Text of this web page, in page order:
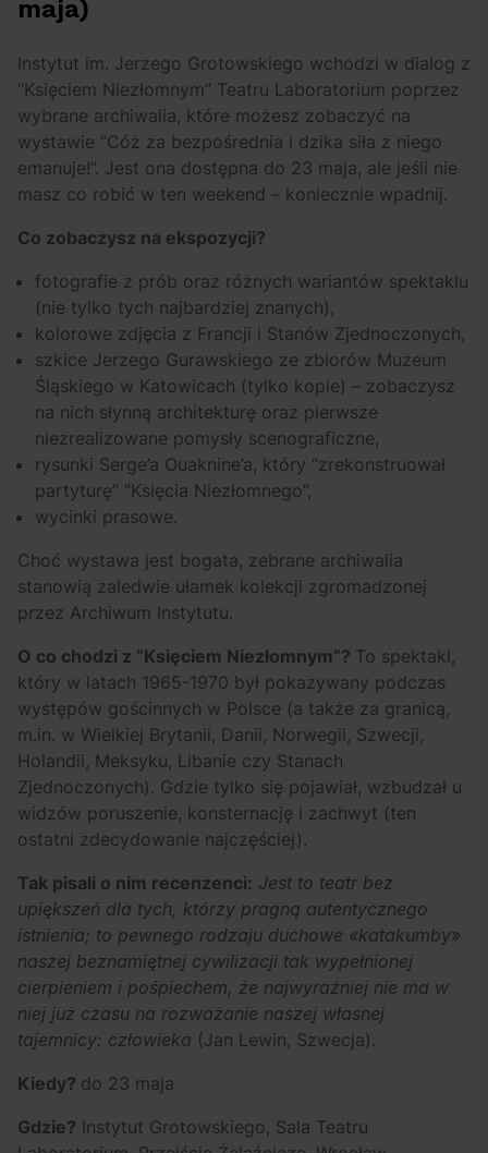
maja)
Instytut im. Jerzego Grotowskiego wchodzi w dialog z
“Księciem Niezłomnym” Teatru Laboratorium poprzez
wybrane archiwalia, które możesz zobaczyć na
wystawie “Cóż za bezpośrednia i dzika siła z niego
emanuje!”. Jest ona dostępna do 23 maja, ale jeśli nie
masz co robić w ten weekend – koniecznie wpadnij.
Co zobaczysz na ekspozycji?
fotografie z prób oraz różnych wariantów spektaklu
(nie tylko tych najbardziej znanych),
kolorowe zdjęcia z Francji i Stanów Zjednoczonych,
szkice Jerzego Gurawskiego ze zbiorów Muzeum
Śląskiego w Katowicach (tylko kopie) – zobaczysz
na nich słynną architekturę oraz pierwsze
niezrealizowane pomysły scenograficzne,
rysunki Serge’a Ouaknine’a, który “zrekonstruował
partyturę” “Księcia Niezłomnego”,
wycinki prasowe.
Choć wystawa jest bogata, zebrane archiwalia
stanowią zaledwie ułamek kolekcji zgromadzonej
przez Archiwum Instytutu.
O co chodzi z “Księciem Niezłomnym”? To spektakl,
który w latach 1965-1970 był pokazywany podczas
występów gościnnych w Polsce (a także za granicą,
m.in. w Wielkiej Brytanii, Danii, Norwegii, Szwecji,
Holandii, Meksyku, Libanie czy Stanach
Zjednoczonych). Gdzie tylko się pojawiał, wzbudzał u
widzów poruszenie, konsternację i zachwyt (ten
ostatni zdecydowanie najczęściej).
Tak pisali o nim recenzenci: Jest to teatr bez
upiększeń dla tych, którzy pragną autentycznego
istnienia; to pewnego rodzaju duchowe «katakumby»
naszej beznamiętnej cywilizacji tak wypełnionej
cierpieniem i pośpiechem, że najwyraźniej nie ma w
niej już czasu na rozważanie naszej własnej
tajemnicy: człowieka (Jan Lewin, Szwecja).
Kiedy? do 23 maja
Gdzie? Instytut Grotowskiego, Sala Teatru